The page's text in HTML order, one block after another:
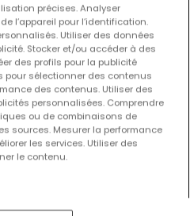
€
précises. Analyser
l’appareil pour l’identification.
Utiliser des données
Stocker et/ou accéder à des
des profils pour la publicité
pour sélectionner des contenus
des contenus. Utiliser des
personnalisées. Comprendre
ou de combinaisons de
sources. Mesurer la performance
les services. Utiliser des
le contenu.